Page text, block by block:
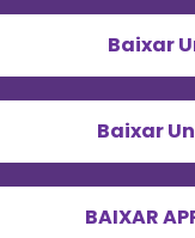
Baixar
Baixar
BAIXAR